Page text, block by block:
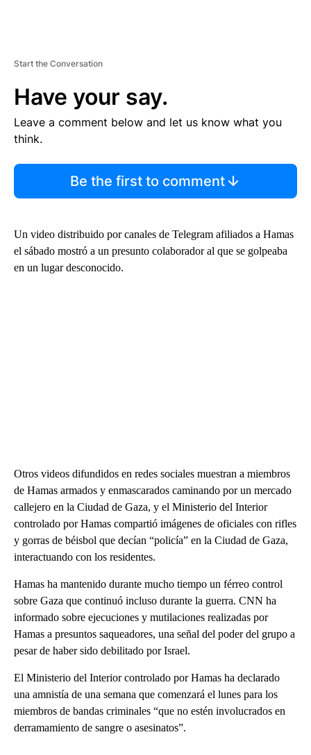
Start the Conversation
Have your say.
Leave a comment below and let us know what you
think.
Be the first to comment
Un video distribuido por canales de Telegram afiliados a Hamas
el sábado mostró a un presunto colaborador al que se golpeaba
en un lugar desconocido.
Otros videos difundidos en redes sociales muestran a miembros
de Hamas armados y enmascarados caminando por un mercado
callejero en la Ciudad de Gaza, y el Ministerio del Interior
controlado por Hamas compartió imágenes de oficiales con rifles
y gorras de béisbol que decían “policía” en la Ciudad de Gaza,
interactuando con los residentes.
Hamas ha mantenido durante mucho tiempo un férreo control
sobre Gaza que continuó incluso durante la guerra. CNN ha
informado sobre ejecuciones y mutilaciones realizadas por
Hamas a presuntos saqueadores, una señal del poder del grupo a
pesar de haber sido debilitado por Israel.
El Ministerio del Interior controlado por Hamas ha declarado
una amnistía de una semana que comenzará el lunes para los
miembros de bandas criminales “que no estén involucrados en
derramamiento de sangre o asesinatos”.